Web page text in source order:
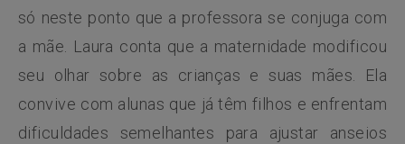
só neste ponto que a professora se conjuga com
a mãe. Laura conta que a maternidade modificou
seu olhar sobre as crianças e suas mães. Ela
convive com alunas que já têm filhos e enfrentam
dificuldades semelhantes para ajustar anseios